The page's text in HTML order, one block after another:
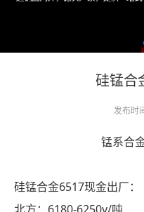
硅锰合
发布时
锰系合
硅锰合金6517现金出厂：